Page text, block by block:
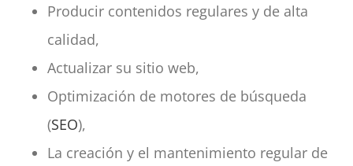
Producir contenidos regulares y de alta
calidad,
Actualizar su sitio web,
Optimización de motores de búsqueda
(SEO),
La creación y el mantenimiento regular de